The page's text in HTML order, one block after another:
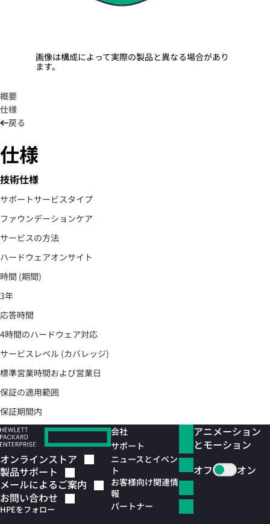
画像は構成によって実際の製品と異なる場合があり
ます。
概要
仕様
戻る
仕様
技術仕様
サポートサービスタイプ
ファウンデーションケア
サービスの方法
ハードウェアオンサイト
時間 (期間)
3年
応答時間
4時間のハードウェア対応
サービスレベル (カバレッジ)
標準営業時間および営業日
保証の適用範囲
保証期間内
オンラインストア
製品サポート
メールによるご案内
お問い合わせ
HPEをフォロー
会社
サポート
ニュースとイベン
ト
お客様向け関連情
報
パートナー
アニメーション
とモーション
オフ
オン